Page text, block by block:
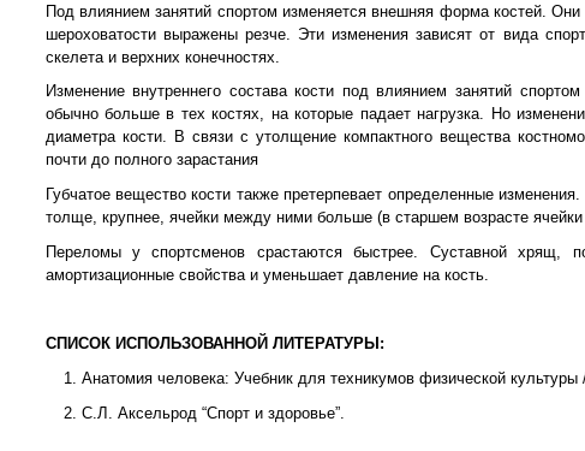
Под влиянием занятий спортом изменяется внешняя форма костей.
шероховатости выражены резче. Эти изменения зависят от вида
скелета и верхних конечностях.
Изменение внутреннего состава кости под влиянием занятий
обычно больше в тех костях, на которые падает нагрузка. Но
диаметра кости. В связи с утолщение компактного вещества
почти до полного зарастания
Губчатое вещество кости также претерпевает определенные
толще, крупнее, ячейки между ними больше (в старшем возрасте
Переломы у спортсменов срастаются быстрее. Суставной хрящ,
амортизационные свойства и уменьшает давление на кость.
СПИСОК ИСПОЛЬЗОВАННОЙ ЛИТЕРАТУРЫ:
Анатомия человека: Учебник для техникумов физической
С.Л. Аксельрод “Спорт и здоровье”.